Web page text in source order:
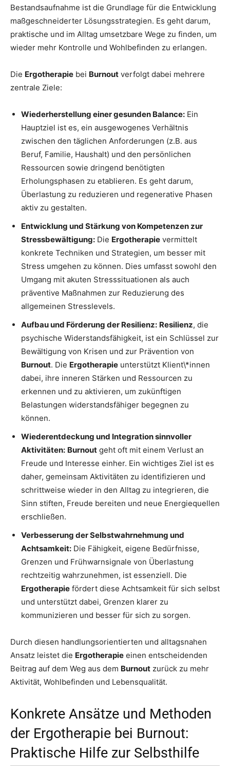
Bestandsaufnahme ist die Grundlage für die Entwicklung
maßgeschneiderter Lösungsstrategien. Es geht darum,
praktische und im Alltag umsetzbare Wege zu finden, um
wieder mehr Kontrolle und Wohlbefinden zu erlangen.
Die Ergotherapie bei Burnout verfolgt dabei mehrere
zentrale Ziele:
Wiederherstellung einer gesunden Balance: Ein
Hauptziel ist es, ein ausgewogenes Verhältnis
zwischen den täglichen Anforderungen (z.B. aus
Beruf, Familie, Haushalt) und den persönlichen
Ressourcen sowie dringend benötigten
Erholungsphasen zu etablieren. Es geht darum,
Überlastung zu reduzieren und regenerative Phasen
aktiv zu gestalten.
Entwicklung und Stärkung von Kompetenzen zur
Stressbewältigung: Die Ergotherapie vermittelt
konkrete Techniken und Strategien, um besser mit
Stress umgehen zu können. Dies umfasst sowohl den
Umgang mit akuten Stresssituationen als auch
präventive Maßnahmen zur Reduzierung des
allgemeinen Stresslevels.
Aufbau und Förderung der Resilienz: Resilienz, die
psychische Widerstandsfähigkeit, ist ein Schlüssel zur
Bewältigung von Krisen und zur Prävention von
Burnout. Die Ergotherapie unterstützt Klient\*innen
dabei, ihre inneren Stärken und Ressourcen zu
erkennen und zu aktivieren, um zukünftigen
Belastungen widerstandsfähiger begegnen zu
können.
Wiederentdeckung und Integration sinnvoller
Aktivitäten: Burnout geht oft mit einem Verlust an
Freude und Interesse einher. Ein wichtiges Ziel ist es
daher, gemeinsam Aktivitäten zu identifizieren und
schrittweise wieder in den Alltag zu integrieren, die
Sinn stiften, Freude bereiten und neue Energiequellen
erschließen.
Verbesserung der Selbstwahrnehmung und
Achtsamkeit: Die Fähigkeit, eigene Bedürfnisse,
Grenzen und Frühwarnsignale von Überlastung
rechtzeitig wahrzunehmen, ist essenziell. Die
Ergotherapie fördert diese Achtsamkeit für sich selbst
und unterstützt dabei, Grenzen klarer zu
kommunizieren und besser für sich zu sorgen.
Durch diesen handlungsorientierten und alltagsnahen
Ansatz leistet die Ergotherapie einen entscheidenden
Beitrag auf dem Weg aus dem Burnout zurück zu mehr
Aktivität, Wohlbefinden und Lebensqualität.
Konkrete Ansätze und Methoden
der Ergotherapie bei Burnout:
Praktische Hilfe zur Selbsthilfe